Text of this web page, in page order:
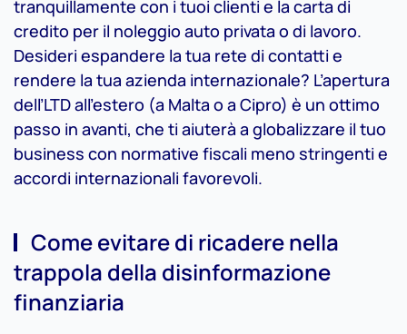
tranquillamente con i tuoi clienti e la carta di
credito per il noleggio auto privata o di lavoro.
Desideri espandere la tua rete di contatti e
rendere la tua azienda internazionale? L’apertura
dell’LTD all’estero (a Malta o a Cipro) è un ottimo
passo in avanti, che ti aiuterà a globalizzare il tuo
business con normative fiscali meno stringenti e
accordi internazionali favorevoli.
Come evitare di ricadere nella
trappola della disinformazione
finanziaria